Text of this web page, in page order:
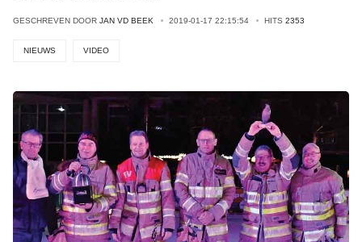
GESCHREVEN DOOR JAN VD BEEK 2019-01-17 22:15:54 HITS 2353
NIEUWS VIDEO